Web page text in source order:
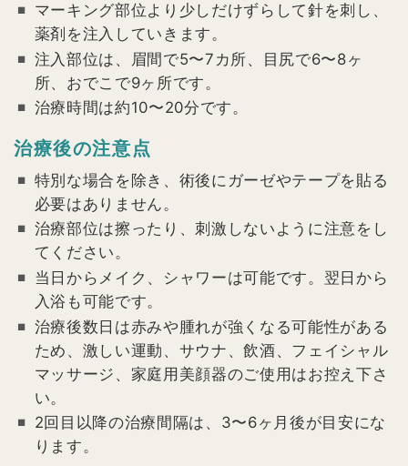
マーキング部位より少しだけずらして針を刺し、
薬剤を注入していきます。
注入部位は、眉間で5〜7カ所、目尻で6〜8ヶ
所、おでこで9ヶ所です。
治療時間は約10〜20分です。
治療後の注意点
特別な場合を除き、術後にガーゼやテープを貼る
必要はありません。
治療部位は擦ったり、刺激しないように注意をし
てください。
当日からメイク、シャワーは可能です。翌日から
入浴も可能です。
治療後数日は赤みや腫れが強くなる可能性がある
ため、激しい運動、サウナ、飲酒、フェイシャル
マッサージ、家庭用美顔器のご使用はお控え下さ
い。
2回目以降の治療間隔は、3〜6ヶ月後が目安にな
ります。